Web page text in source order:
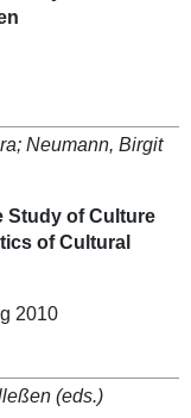
Neumann, Birgit
Study of Culture
of Cultural
2010
(eds.)